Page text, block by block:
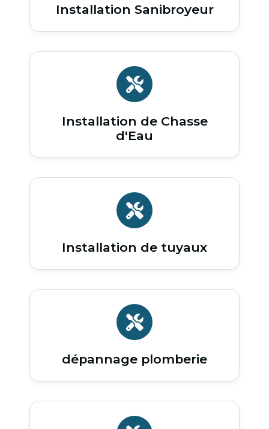
Installation Sanibroyeur
Installation de Chasse
d'Eau
Installation de tuyaux
dépannage plomberie